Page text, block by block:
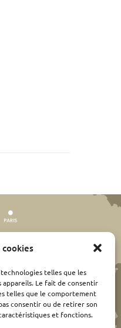
telles que les
Le fait de consentir
telles que le comportement
consentir ou de retirer son
et fonctions.